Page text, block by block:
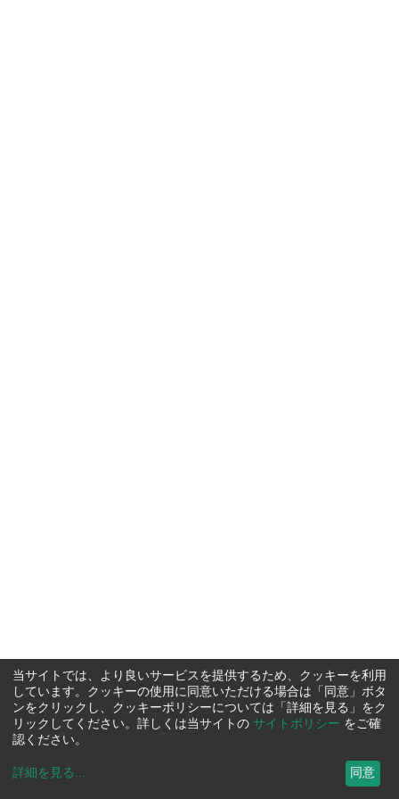
当サイトでは、より良いサービスを提供するため、クッキーを利用
しています。クッキーの使用に同意いただける場合は「同意」ボタ
ンをクリックし、クッキーポリシーについては「詳細を見る」をク
リックしてください。詳しくは当サイトの サイトポリシー をご確
認ください。
詳細を見る ... 同意